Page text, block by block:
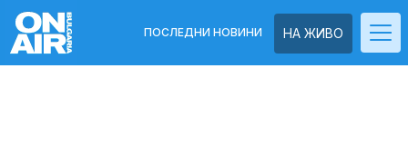
НА ЖИВО
ПОСЛЕДНИ НОВИНИ